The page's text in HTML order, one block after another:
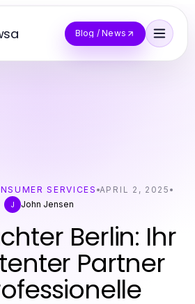
Blog / News
SERVICES APRIL 2, 2025
J
John Jensen
Berlin: Ihr
Partner